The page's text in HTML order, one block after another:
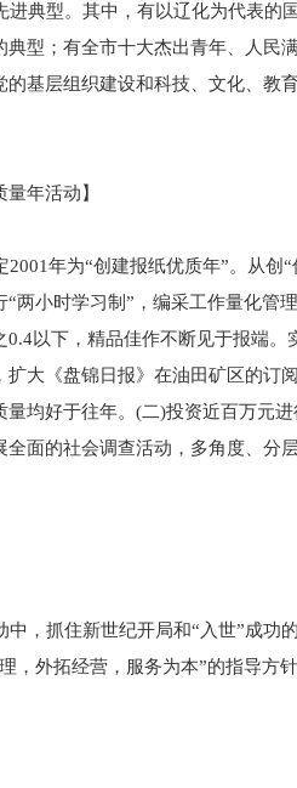
典型。其中，有以辽化为代表的
典型；有全市十大杰出青年、人民
的基层组织建设和科技、文化、教
量年活动】
年为“创建报纸优质年”。从创
“两小时学习制”，编采工作量化管
0.4以下，精品佳作不断见于报端
扩大《盘锦日报》在油田矿区的订
量均好于往年。(二)投资近百万元
全面的社会调查活动，多角度、分
，抓住新世纪开局和“入世”成功
，外拓经营，服务为本”的指导方